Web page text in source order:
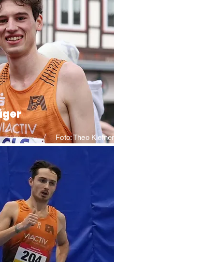
Foto: Theo Kiefner